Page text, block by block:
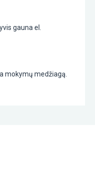
gauna el.
mokymų medžiagą.